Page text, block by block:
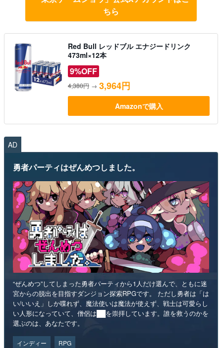
ちら
Red Bull レッドブル エナジードリンク
473ml×12本
9%OFF
4,380円 → 3,964円
Amazonで購入
AD
勇者パーティはぜんめつしました。
“ぜんめつ”してしまった勇者パーティから1人だけ選んで、ともに迷
宮からの脱出を目指すダンジョン探索RPGです。 ただし勇者は「は
い/いいえ」しか喋れず、魔法使いは魔法が使えず、戦士は可愛らし
い人形になっていて、僧侶は██を崇拝しています。誰を救うのかを
選ぶのは、あなたです。
インディー RPG